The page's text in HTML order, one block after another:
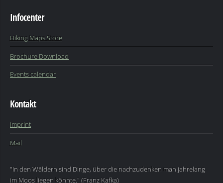
Infocenter
Hiking Maps Store
Brochure Download
Events calendar
Kontakt
Imprint
Mail
"In den Wäldern sind Dinge, über die nachzudenken man jahrelang
im Moos liegen könnte." (Franz Kafka)